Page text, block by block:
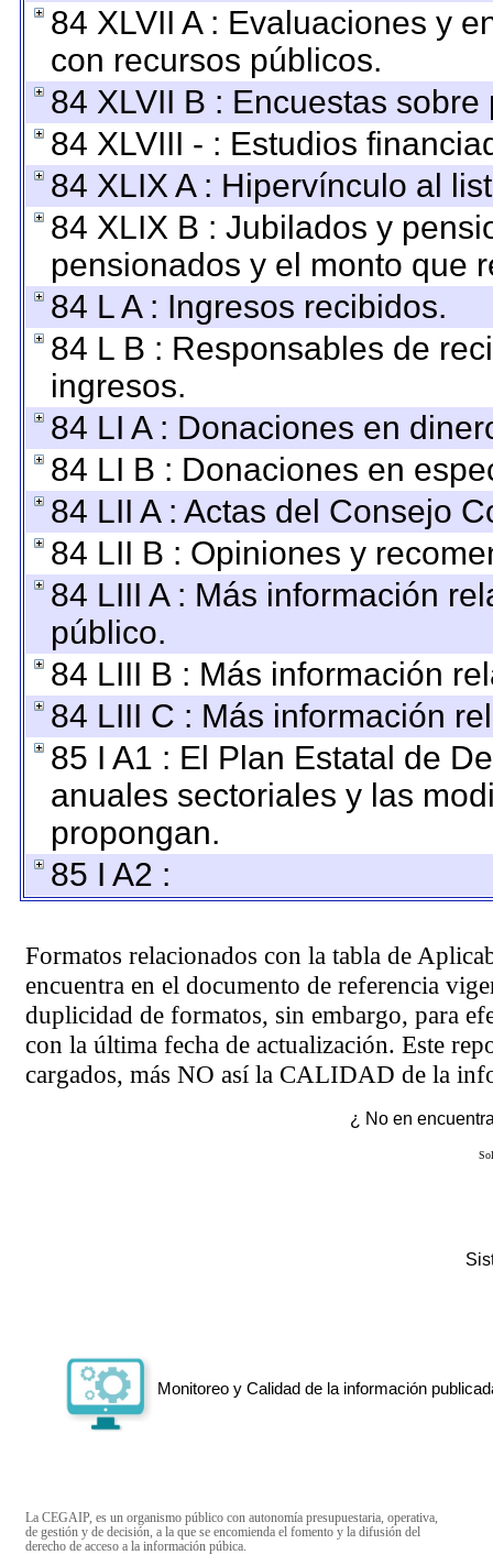
84 XLVII A : Evaluaciones y
con recursos públicos.
84 XLVII B : Encuestas sobre
84 XLVIII - : Estudios
84 XLIX A : Hipervínculo al
84 XLIX B : Jubilados y
pensionados y el monto que
84 L A : Ingresos recibidos.
84 L B : Responsables de
ingresos.
84 LI A : Donaciones en
84 LI B : Donaciones en
84 LII A : Actas del Consejo
84 LII B : Opiniones y
84 LIII A : Más información
público.
84 LIII B : Más información
84 LIII C : Más información
85 I A1 : El Plan Estatal de
anuales sectoriales y las
propongan.
85 I A2 :
Formatos relacionados con la tabla de
encuentra en el documento de referencia
duplicidad de formatos, sin embargo, para
con la última fecha de actualización. Este
cargados, más NO así la CALIDAD de la
¿ No en
Monitoreo y Calidad de la información
La CEGAIP, es un organismo público con autonomía presupuestaria, operativa,
de gestión y de decisión, a la que se encomienda el fomento y la difusión del
derecho de acceso a la información púbica.